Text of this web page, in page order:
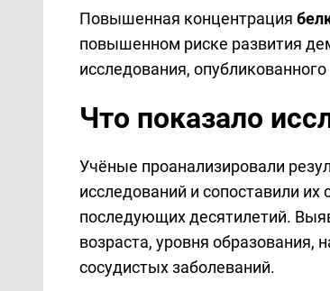
Повышенная концентрация
повышенном риске развития
исследования,
Что показало
Учёные проанализировали
исследований и сопоставили
последующих десятилетий.
возраста, уровня образования,
сосудистых заболеваний.